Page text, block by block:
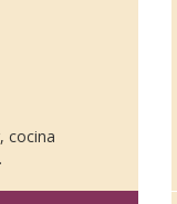
cocina